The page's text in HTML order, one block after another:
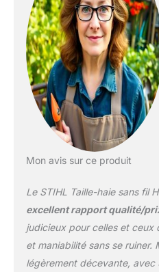
des
Mon avis sur ce produit
Le STIHL Taille-haie sans fil
excellent rapport qualité/
judicieux pour celles et ceux
et maniabilité sans se ruiner.
légèrement décevante,